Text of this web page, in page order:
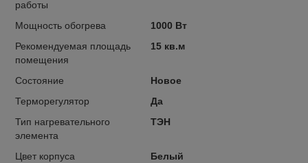
работы
Мощность обогрева
1000 Вт
Рекомендуемая площадь
помещения
15 кв.м
Состояние
Новое
Терморегулятор
Да
Тип нагревательного
элемента
ТЭН
Цвет корпуса Белый